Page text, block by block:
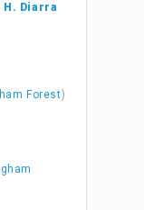
H. Diarra
Forest)